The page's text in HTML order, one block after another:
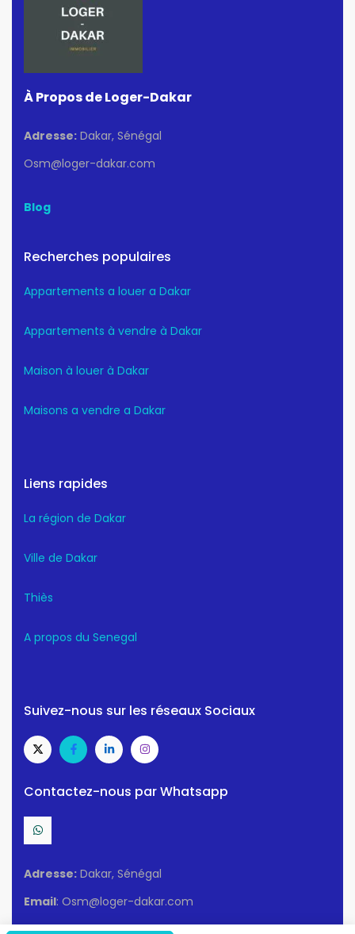
À Propos de Loger-Dakar
Adresse: Dakar, Sénégal
Osm@loger-dakar.com
Blog
Recherches populaires
Appartements a louer a Dakar
Appartements à vendre à Dakar
Maison à louer à Dakar
Maisons a vendre a Dakar
Liens rapides
La région de Dakar
Ville de Dakar
Thiès
A propos du Senegal
Suivez-nous sur les réseaux Sociaux
Contactez-nous par Whatsapp
Adresse: Dakar, Sénégal
Email: Osm@loger-dakar.com